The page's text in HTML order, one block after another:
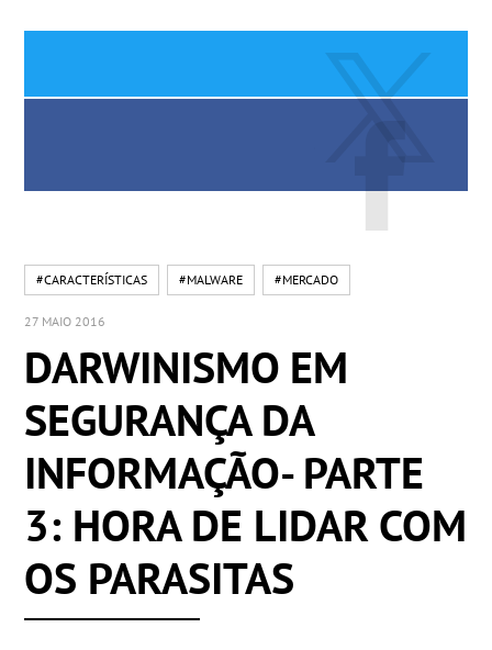
#CARACTERÍSTICAS #MALWARE #MERCADO
27 MAIO 2016
DARWINISMO EM
SEGURANÇA DA
INFORMAÇÃO- PARTE
3: HORA DE LIDAR COM
OS PARASITAS